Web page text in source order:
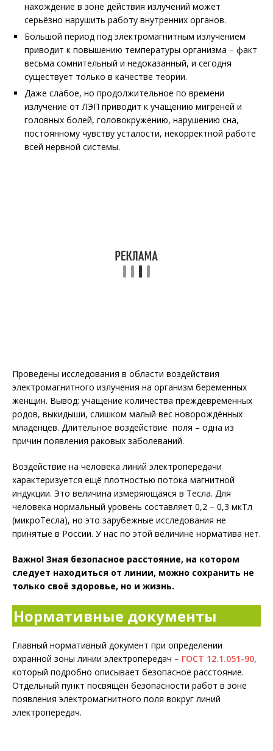
нахождение в зоне действия излучений может
серьёзно нарушить работу внутренних органов.
Большой период под электромагнитным излучением
приводит к повышению температуры организма – факт
весьма сомнительный и недоказанный, и сегодня
существует только в качестве теории.
Даже слабое, но продолжительное по времени
излучение от ЛЭП приводит к учащению мигреней и
головных болей, головокружению, нарушению сна,
постоянному чувству усталости, некорректной работе
всей нервной системы.
Проведены исследования в области воздействия
электромагнитного излучения на организм беременных
женщин. Вывод: учащение количества преждевременных
родов, выкидыши, слишком малый вес новорождённых
младенцев. Длительное воздействие поля – одна из
причин появления раковых заболеваний.
Воздействие на человека линий электропередачи
характеризуется ещё плотностью потока магнитной
индукции. Это величина измеряющаяся в Тесла. Для
человека нормальный уровень составляет 0,2 – 0,3 мкТл
(микроТесла), но это зарубежные исследования не
принятые в России. У нас по этой величине норматива нет.
Важно! Зная безопасное расстояние, на котором
следует находиться от линии, можно сохранить не
только своё здоровье, но и жизнь.
Нормативные документы
Главный нормативный документ при определении
охранной зоны линии электропередач – ГОСТ 12.1.051-90,
который подробно описывает безопасное расстояние.
Отдельный пункт посвящён безопасности работ в зоне
появления электромагнитного поля вокруг линий
электропередач.